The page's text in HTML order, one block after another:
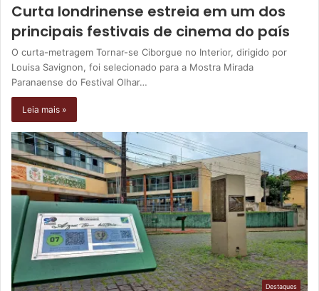
Curta londrinense estreia em um dos
principais festivais de cinema do país
O curta-metragem Tornar-se Ciborgue no Interior, dirigido por
Louisa Savignon, foi selecionado para a Mostra Mirada
Paranaense do Festival Olhar…
Leia mais »
Destaques